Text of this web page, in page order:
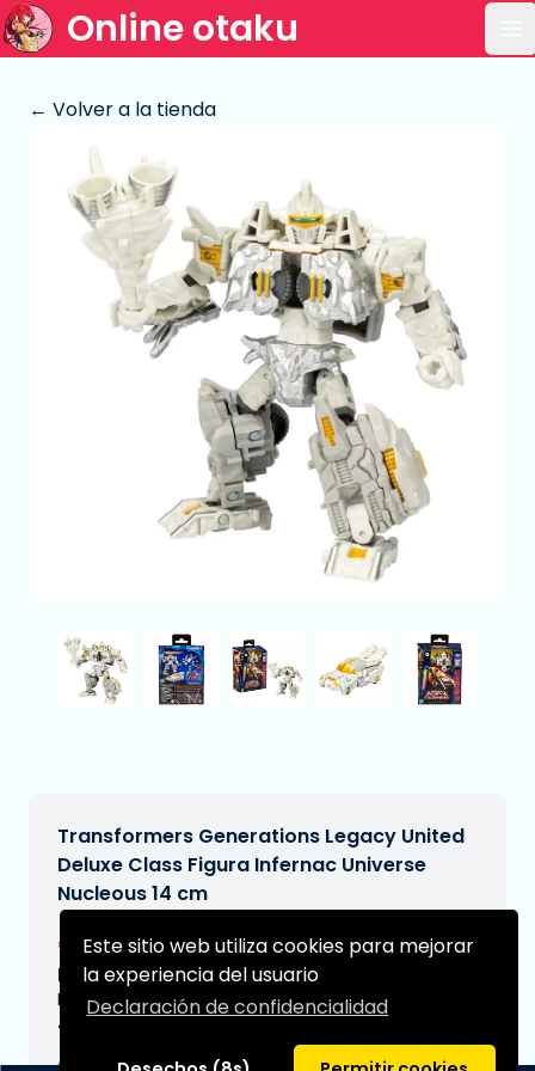
Este sitio web utiliza cookies para mejorar
la experiencia del usuario
Declaración de confidencialidad
Online otaku
← Volver a la tienda
Transformers Generations Legacy United
Deluxe Class Figura Infernac Universe
Nucleous 14 cm
€31,99[Sujeto a cambios]
Fecha de entrega prevista:
N/A
Tipo: